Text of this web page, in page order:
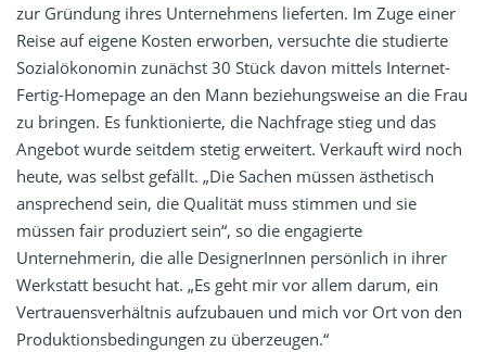
zur Gründung ihres Unternehmens lieferten. Im Zuge einer
Reise auf eigene Kosten erworben, versuchte die studierte
Sozialökonomin zunächst 30 Stück davon mittels Internet-
Fertig-Homepage an den Mann beziehungsweise an die Frau
zu bringen. Es funktionierte, die Nachfrage stieg und das
Angebot wurde seitdem stetig erweitert. Verkauft wird noch
heute, was selbst gefällt. „Die Sachen müssen ästhetisch
ansprechend sein, die Qualität muss stimmen und sie
müssen fair produziert sein“, so die engagierte
Unternehmerin, die alle DesignerInnen persönlich in ihrer
Werkstatt besucht hat. „Es geht mir vor allem darum, ein
Vertrauensverhältnis aufzubauen und mich vor Ort von den
Produktionsbedingungen zu überzeugen.“